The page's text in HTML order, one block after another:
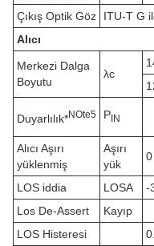
Çıkış Optik Göz
ITU-T G
Alıcı
Merkezi Dalga
Boyutu
λc
Duyarlılık*NOte5 PIN
Alıcı Aşırı
yüklenmiş
Aşırı
yük
0
LOS iddia LOSA -
Los De-Assert
Kayıp
LOS Histeresi